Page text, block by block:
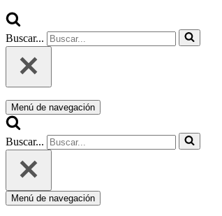
Buscar...
Menú de navegación
Buscar...
Menú de navegación